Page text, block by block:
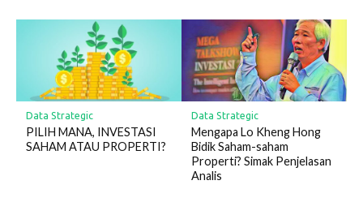
Data Strategic
PILIH MANA, INVESTASI
SAHAM ATAU PROPERTI?
Data Strategic
Mengapa Lo Kheng Hong
Bidik Saham-saham
Properti? Simak Penjelasan
Analis